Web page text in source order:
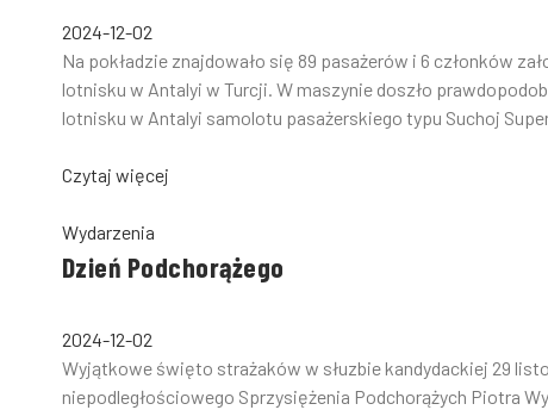
2024-12-02
Na pokładzie znajdowało się 89 pasażerów i 6 członków
lotnisku w Antalyi w Turcji. W maszynie doszło
lotnisku w Antalyi samolotu pasażerskiego typu Suchoj
Czytaj więcej
Wydarzenia
Dzień Podchorążego
2024-12-02
Wyjątkowe święto strażaków w słuzbie kandydackiej 29
niepodległościowego Sprzysiężenia Podchorążych Piotra